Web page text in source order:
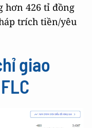
hơn 426 tỉ đồng
trích tiền/yêu
giao